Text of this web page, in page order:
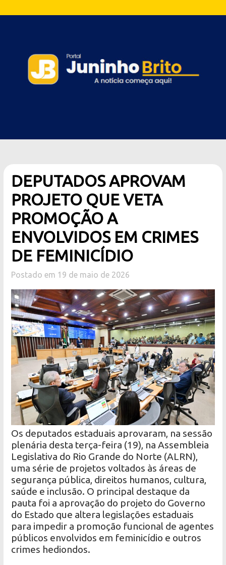
DEPUTADOS APROVAM
PROJETO QUE VETA
PROMOÇÃO A
ENVOLVIDOS EM CRIMES
DE FEMINICÍDIO
Postado em 19 de maio de 2026
Os deputados estaduais aprovaram, na sessão
plenária desta terça-feira (19), na Assembleia
Legislativa do Rio Grande do Norte (ALRN),
uma série de projetos voltados às áreas de
segurança pública, direitos humanos, cultura,
saúde e inclusão. O principal destaque da
pauta foi a aprovação do projeto do Governo
do Estado que altera legislações estaduais
para impedir a promoção funcional de agentes
públicos envolvidos em feminicídio e outros
crimes hediondos.